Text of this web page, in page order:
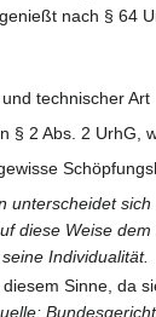
nach § 64
technischer Art
§ 2 Abs. 2 UrhG,
unterscheidet
diese Weise
Individualität.
Sinne, da